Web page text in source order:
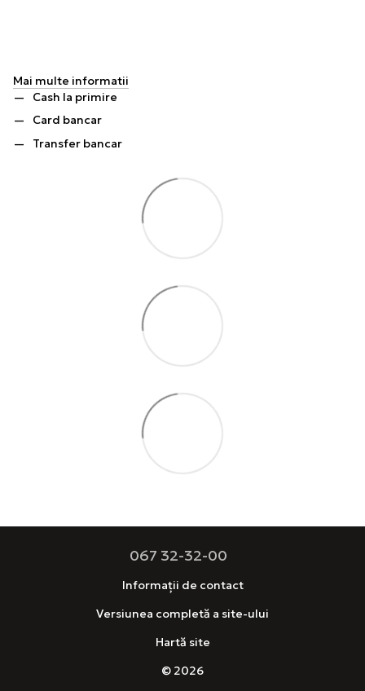
Mai multe informatii
Cash la primire
Card bancar
Transfer bancar
067 32-32-00
Informații de contact
Versiunea completă a site-ului
Hartă site
© 2026